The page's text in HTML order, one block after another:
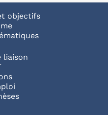
principale
objectifs
liaison